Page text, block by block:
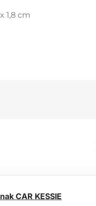
1,8 cm
CAR KESSIE